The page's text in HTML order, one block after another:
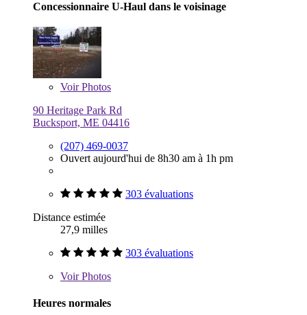
Concessionnaire U-Haul dans le voisinage
VoirPhotos
90 Heritage Park Rd
Bucksport, ME 04416
(207) 469-0037
Ouvert aujourd'hui de 8h30 am à 1h pm
303 évaluations
Distance estimée
27,9 milles
303 évaluations
VoirPhotos
Heures normales